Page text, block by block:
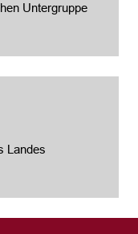
Untergruppe
Landes